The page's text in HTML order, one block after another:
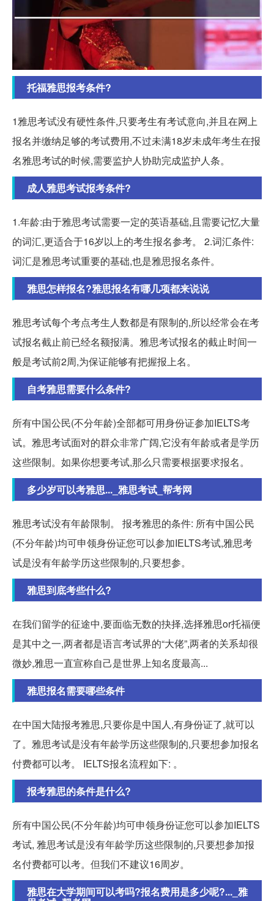
托福雅思报考条件?
1雅思考试没有硬性条件,只要考生有考试意向,并且在网上
报名并缴纳足够的考试费用,不过未满18岁未成年考生在报
名雅思考试的时候,需要监护人协助完成监护人条。
成人雅思考试报考条件?
1.年龄:由于雅思考试需要一定的英语基础,且需要记忆大量
的词汇,更适合于16岁以上的考生报名参考。 2.词汇条件:
词汇是雅思考试重要的基础,也是雅思报名条件。
雅思怎样报名?雅思报名有哪几项都来说说
雅思考试每个考点考生人数都是有限制的,所以经常会在考
试报名截止前已经名额报满。雅思考试报名的截止时间一
般是考试前2周,为保证能够有把握报上名。
自考雅思需要什么条件?
所有中国公民(不分年龄)全部都可用身份证参加IELTS考
试。雅思考试面对的群众非常广阔,它没有年龄或者是学历
这些限制。如果你想要考试,那么只需要根据要求报名。
多少岁可以考雅思..._雅思考试_帮考网
雅思考试没有年龄限制。 报考雅思的条件: 所有中国公民
(不分年龄)均可申领身份证您可以参加IELTS考试,雅思考
试是没有年龄学历这些限制的,只要想参。
雅思到底考些什么?
在我们留学的征途中,要面临无数的抉择,选择雅思or托福便
是其中之一,两者都是语言考试界的“大佬”,两者的关系却很
微妙,雅思一直宣称自己是世界上知名度最高...
雅思报名需要哪些条件
在中国大陆报考雅思,只要你是中国人,有身份证了,就可以
了。雅思考试是没有年龄学历这些限制的,只要想参加报名
付费都可以考。 IELTS报名流程如下: 。
报考雅思的条件是什么?
所有中国公民(不分年龄)均可申领身份证您可以参加IELTS
考试, 雅思考试是没有年龄学历这些限制的,只要想参加报
名付费都可以考。但我们不建议16周岁。
雅思在大学期间可以考吗?报名费用是多少呢?..._雅